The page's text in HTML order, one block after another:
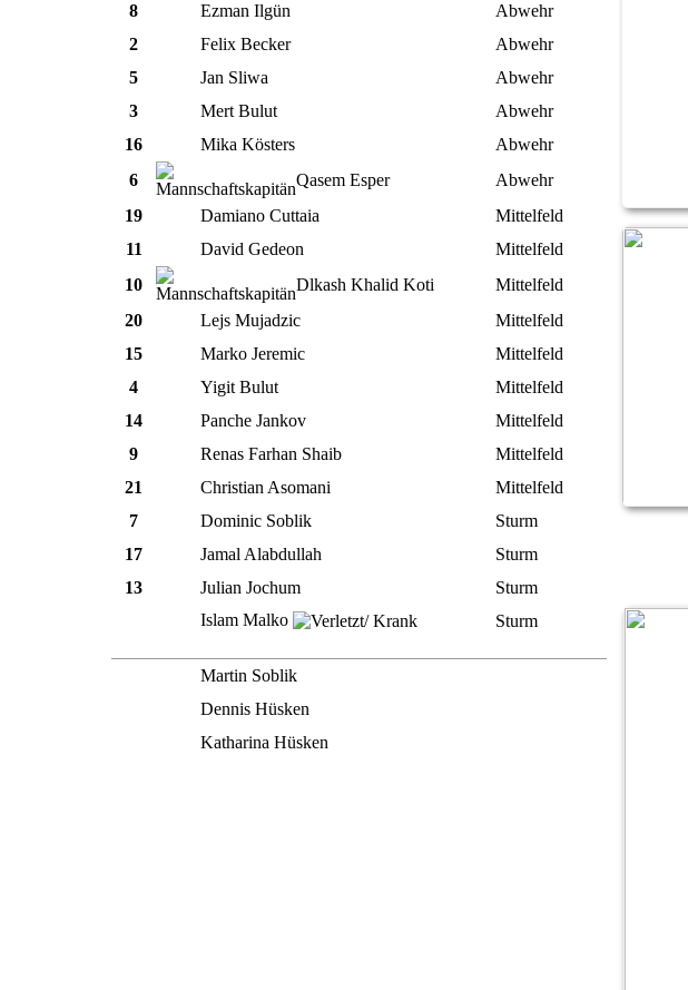
8
Ezman Ilgün
Abwehr
2
Felix Becker
Abwehr
5
Jan Sliwa
Abwehr
3
Mert Bulut
Abwehr
16
Mika Kösters
Abwehr
6
Qasem Esper
Abwehr
19
Damiano Cuttaia
Mittelfeld
11
David Gedeon
Mittelfeld
10
Dlkash Khalid Koti
Mittelfeld
20
Lejs Mujadzic
Mittelfeld
15
Marko Jeremic
Mittelfeld
4
Yigit Bulut
Mittelfeld
14
Panche Jankov
Mittelfeld
9
Renas Farhan Shaib
Mittelfeld
21
Christian Asomani
Mittelfeld
7
Dominic Soblik
Sturm
17
Jamal Alabdullah
Sturm
13
Julian Jochum
Sturm
Islam Malko
Sturm
Martin Soblik
Dennis Hüsken
Katharina Hüsken